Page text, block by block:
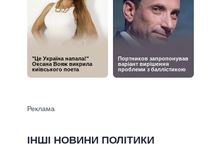
ІНШІ НОВИНИ ПОЛІТИКИ